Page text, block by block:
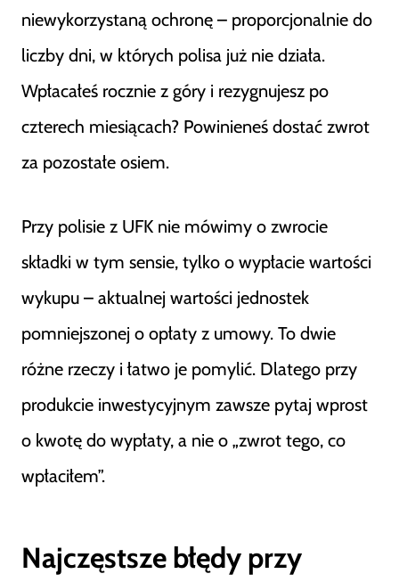
niewykorzystaną ochronę – proporcjonalnie do
liczby dni, w których polisa już nie działa.
Wpłacałeś rocznie z góry i rezygnujesz po
czterech miesiącach? Powinieneś dostać zwrot
za pozostałe osiem.
Przy polisie z UFK nie mówimy o zwrocie
składki w tym sensie, tylko o wypłacie wartości
wykupu – aktualnej wartości jednostek
pomniejszonej o opłaty z umowy. To dwie
różne rzeczy i łatwo je pomylić. Dlatego przy
produkcie inwestycyjnym zawsze pytaj wprost
o kwotę do wypłaty, a nie o „zwrot tego, co
wpłaciłem”.
Najczęstsze błędy przy